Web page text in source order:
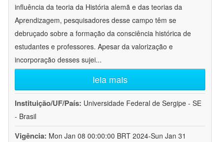
influência da teoria da História alemã e das teorias da
Aprendizagem, pesquisadores desse campo têm se
debruçado sobre a formação da consciência histórica de
estudantes e professores. Apesar da valorização e
incorporação desses sujei...
leia mais
Instituição/UF/País: Universidade Federal de Sergipe - SE
- Brasil
Vigência: Mon Jan 08 00:00:00 BRT 2024-Sun Jan 31